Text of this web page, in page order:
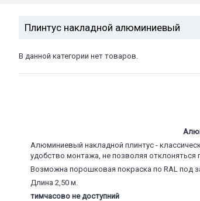
Плинтус накладной алюминиевый
В данной категории нет товаров.
Алюминиевый накладной плинтус -
удобство монтажа, не позволяя отклоняться
Возможна порошковая покраска по RAL под
Длина 2,50 м.
тимчасово не доступний